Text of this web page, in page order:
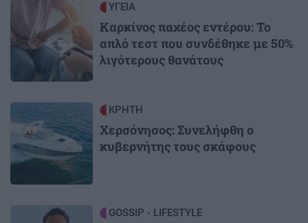
ΥΓΕΙΑ
Καρκίνος παχέος εντέρου: Το
απλό τεστ που συνδέθηκε με 50%
λιγότερους θανάτους
ΚΡΗΤΗ
Χερσόνησος: Συνελήφθη ο
κυβερνήτης τους σκάφους
GOSSIP - LIFESTYLE